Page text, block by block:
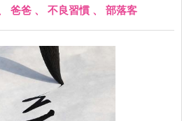
爸爸 、 不良習慣 、 部落客